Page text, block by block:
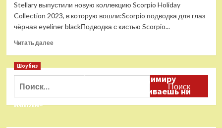
Stellary выпустили новую коллекцию Scorpio Holiday
Collection 2023, в которую вошли:Scorpio подводка для глаз
чёрная eyeliner blackПодводка с кистью Scorpio...
Читать далееПрочитать
Stellary
Collection
2023
Шоубиз
Даня Милохин обратился к Владимиру
Соловьеву: «Ты меня не расстраиваешь ни
капли»